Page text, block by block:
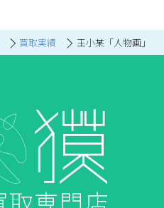
買取実績 王小某「人物画」